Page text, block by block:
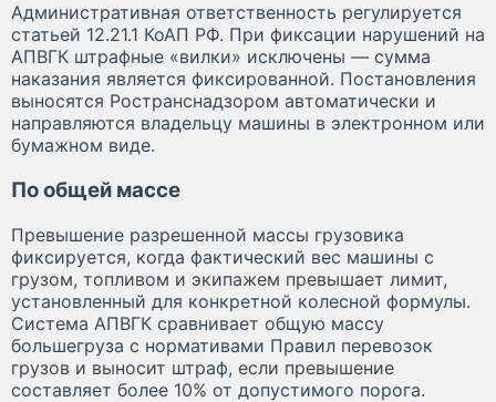
Административная ответственность регулируется
статьей 12.21.1 КоАП РФ. При фиксации нарушений на
АПВГК штрафные «вилки» исключены — сумма
наказания является фиксированной. Постановления
выносятся Ространснадзором автоматически и
направляются владельцу машины в электронном или
бумажном виде.
По общей массе
Превышение разрешенной массы грузовика
фиксируется, когда фактический вес машины с
грузом, топливом и экипажем превышает лимит,
установленный для конкретной колесной формулы.
Система АПВГК сравнивает общую массу
большегруза с нормативами Правил перевозок
грузов и выносит штраф, если превышение
составляет более 10% от допустимого порога.